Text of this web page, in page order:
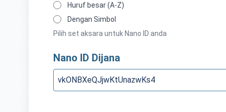
Huruf besar (A-Z)
Dengan Simbol
Pilih set aksara untuk Nano ID anda
Nano ID Dijana